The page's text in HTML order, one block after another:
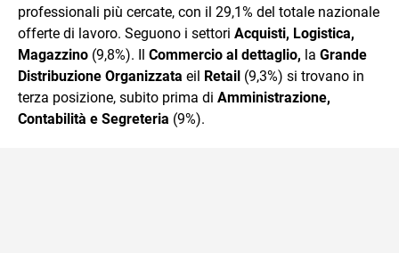
professionali più cercate, con il 29,1% del totale nazionale
offerte di lavoro. Seguono i settori Acquisti, Logistica,
Magazzino (9,8%). Il Commercio al dettaglio, la Grande
Distribuzione Organizzata eil Retail (9,3%) si trovano in
terza posizione, subito prima di Amministrazione,
Contabilità e Segreteria (9%).